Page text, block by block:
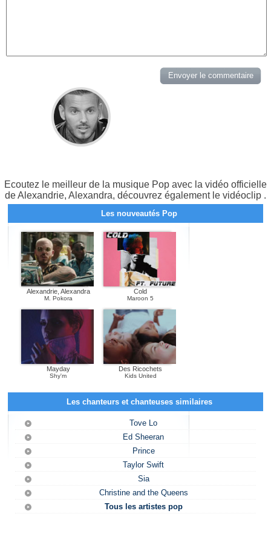
Ecoutez le meilleur de la musique Pop avec la vidéo officielle
de Alexandrie, Alexandra, découvrez également le vidéoclip .
Les nouveautés Pop
Alexandrie, Alexandra
M. Pokora
Cold
Maroon 5
Mayday
Shy'm
Des Ricochets
Kids United
Les chanteurs et chanteuses similaires
Tove Lo
Ed Sheeran
Prince
Taylor Swift
Sia
Christine and the Queens
Tous les artistes pop